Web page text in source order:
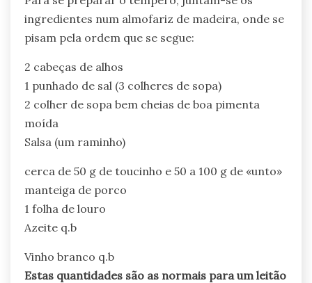
ingredientes num almofariz de madeira, onde se
pisam pela ordem que se segue:
2 cabeças de alhos
1 punhado de sal (3 colheres de sopa)
2 colher de sopa bem cheias de boa pimenta
moída
Salsa (um raminho)
cerca de 50 g de toucinho e 50 a 100 g de «unto»
manteiga de porco
1 folha de louro
Azeite q.b
Vinho branco q.b
Estas quantidades são as normais para um leitão